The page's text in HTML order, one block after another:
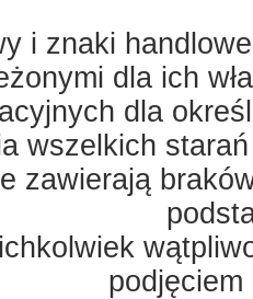
i znaki
dla ich
dla
wszelkich
zawierają